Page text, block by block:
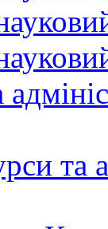
та